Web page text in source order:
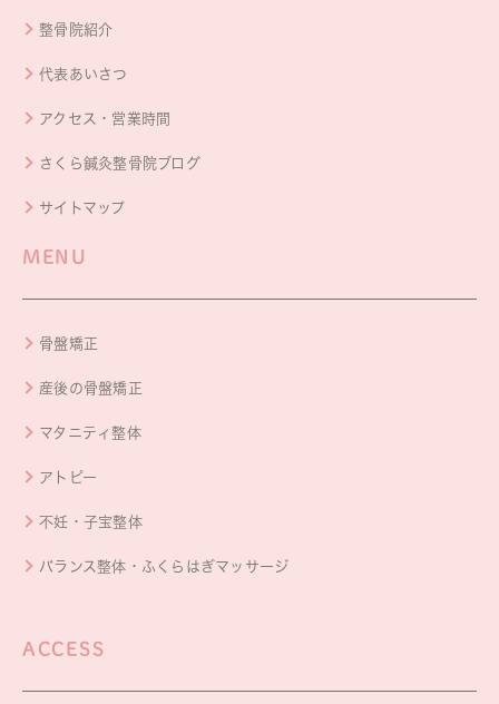
整骨院紹介
代表あいさつ
アクセス・営業時間
さくら鍼灸整骨院ブログ
サイトマップ
MENU
骨盤矯正
産後の骨盤矯正
マタニティ整体
アトピー
不妊・子宝整体
バランス整体・ふくらはぎマッサージ
ACCESS